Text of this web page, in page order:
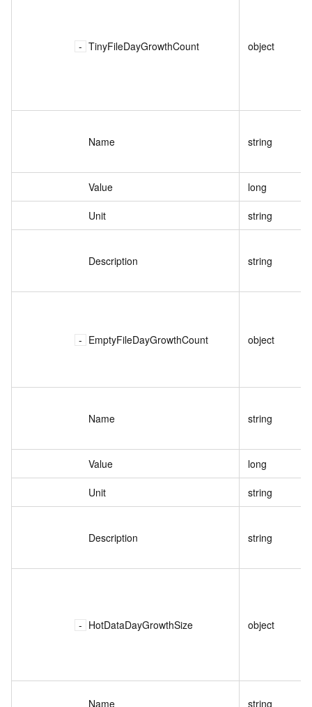
TinyFileDayGrowthCount object
Name string
Value long
Unit string
Description string
EmptyFileDayGrowthCount object
Name string
Value long
Unit string
Description string
HotDataDayGrowthSize object
Name string